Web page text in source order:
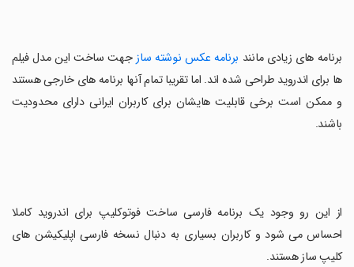
برنامه های زیادی مانند برنامه عکس نوشته سازجهت ساخت این مدل فیلم
ها برای اندروید طراحی شده اند. اما تقریبا تمام آنها برنامه های خارجی هستند
و ممکن است برخی قابلیت هایشان برای کاربران ایرانی دارای محدودیت
باشند.
از این رو وجود یک برنامه فارسی ساخت فوتوکلیپ برای اندروید کاملا
احساس می شود و کاربران بسیاری به دنبال نسخه فارسی اپلیکیشن های
کلیپ ساز هستند.